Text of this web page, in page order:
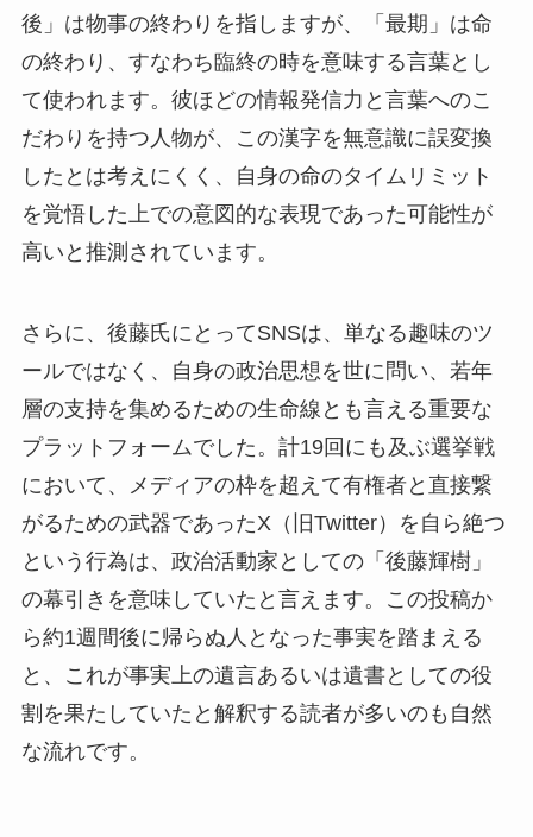
後」は物事の終わりを指しますが、「最期」は命
の終わり、すなわち臨終の時を意味する言葉とし
て使われます。彼ほどの情報発信力と言葉へのこ
だわりを持つ人物が、この漢字を無意識に誤変換
したとは考えにくく、自身の命のタイムリミット
を覚悟した上での意図的な表現であった可能性が
高いと推測されています。
さらに、後藤氏にとってSNSは、単なる趣味のツ
ールではなく、自身の政治思想を世に問い、若年
層の支持を集めるための生命線とも言える重要な
プラットフォームでした。計19回にも及ぶ選挙戦
において、メディアの枠を超えて有権者と直接繋
がるための武器であったX（旧Twitter）を自ら絶つ
という行為は、政治活動家としての「後藤輝樹」
の幕引きを意味していたと言えます。この投稿か
ら約1週間後に帰らぬ人となった事実を踏まえる
と、これが事実上の遺言あるいは遺書としての役
割を果たしていたと解釈する読者が多いのも自然
な流れです。